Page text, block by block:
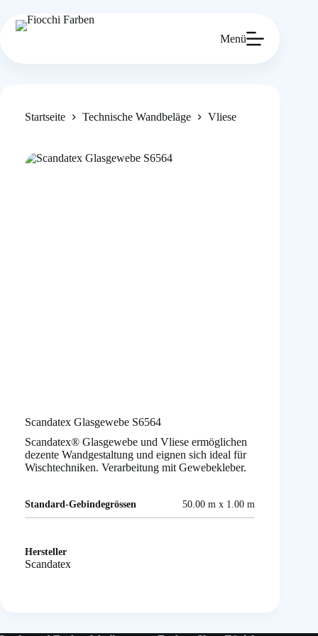
Inhalt
springen
Menü
Startseite Technische Wandbeläge Vliese
Scandatex Glasgewebe S6564
Scandatex® Glasgewebe und Vliese ermöglichen
dezente Wandgestaltung und eignen sich ideal für
Wischtechniken. Verarbeitung mit Gewebekleber.
Standard-Gebindegrössen 50.00 m x 1.00 m
Hersteller
Scandatex